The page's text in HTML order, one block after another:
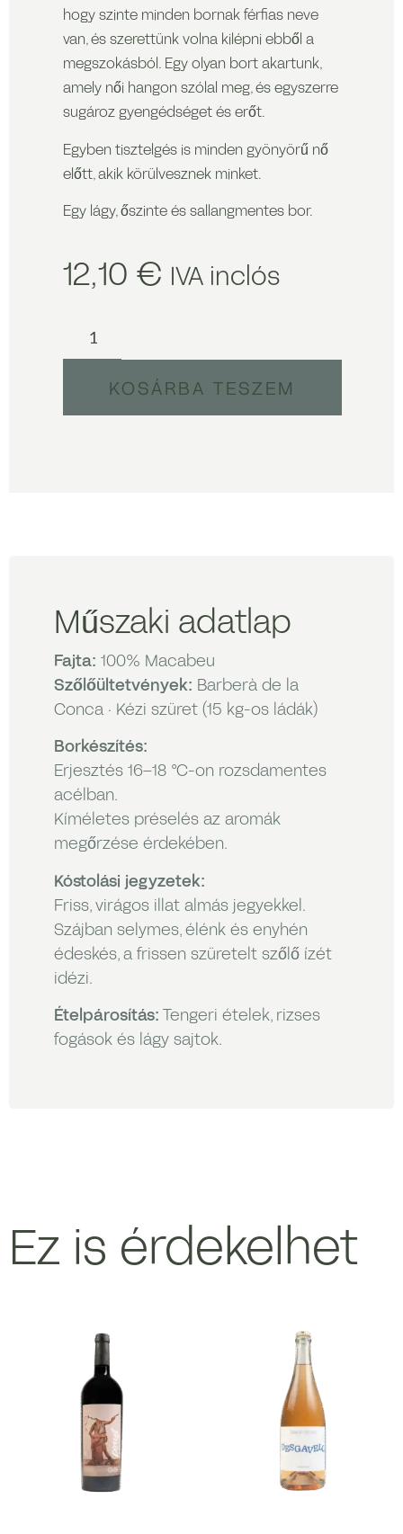
hogy szinte minden bornak férfias neve
van, és szerettünk volna kilépni ebből a
megszokásból. Egy olyan bort akartunk,
amely női hangon szólal meg, és egyszerre
sugároz gyengédséget és erőt.
Egyben tisztelgés is minden gyönyörű nő
előtt, akik körülvesznek minket.
Egy lágy, őszinte és sallangmentes bor.
12,10 € IVA inclós
KOSÁRBA TESZEM
Műszaki adatlap
Fajta: 100% Macabeu
Szőlőültetvények: Barberà de la
Conca · Kézi szüret (15 kg-os ládák)
Borkészítés:
Erjesztés 16–18 °C-on rozsdamentes
acélban.
Kíméletes préselés az aromák
megőrzése érdekében.
Kóstolási jegyzetek:
Friss, virágos illat almás jegyekkel.
Szájban selymes, élénk és enyhén
édeskés, a frissen szüretelt szőlő ízét
idézi.
Ételpárosítás: Tengeri ételek, rizses
fogások és lágy sajtok.
Ez is érdekelhet